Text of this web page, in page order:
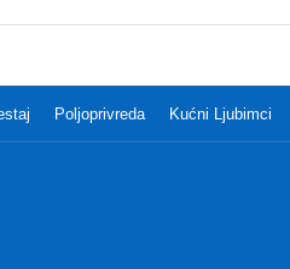
Poljoprivreda Kućni Ljubimci